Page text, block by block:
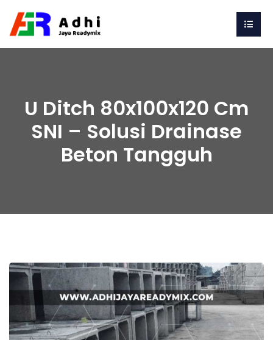
U Ditch 80x100x120 Cm
SNI – Solusi Drainase
Beton Tangguh